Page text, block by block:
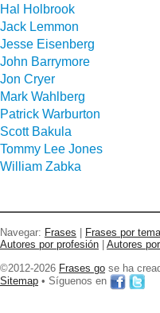
Hal Holbrook
Jack Lemmon
Jesse Eisenberg
John Barrymore
Jon Cryer
Mark Wahlberg
Patrick Warburton
Scott Bakula
Tommy Lee Jones
William Zabka
Navegar: Frases Frases por tema
Autores por profesión
Autores
©2012-2026 Frases go se ha
Sitemap • Síguenos en